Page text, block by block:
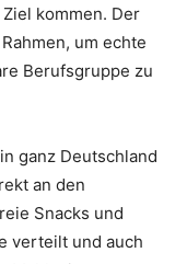
kommen. Der
um echte
Berufsgruppe zu
ganz Deutschland
an den
Snacks und
verteilt und auch